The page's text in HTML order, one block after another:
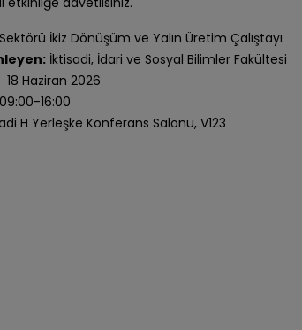
İkiz Dönüşüm ve Yalın Üretim Çalıştayı
İktisadi, İdari ve Sosyal Bilimler Fakültesi
18 Haziran 2026
09:00-16:00
H Yerleşke Konferans Salonu, V123